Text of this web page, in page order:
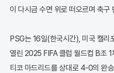
이 다시금 수면 위로 떠오르며 축구
PSG는 16일(한국시간), 미국 캘리
열린 2025 FIFA 클럽 월드컵 B조 1
티코 마드리드를 상대로 4-0의 완